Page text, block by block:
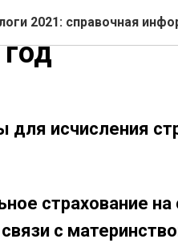
2021: справочная
для
для исчисления
страхование
с